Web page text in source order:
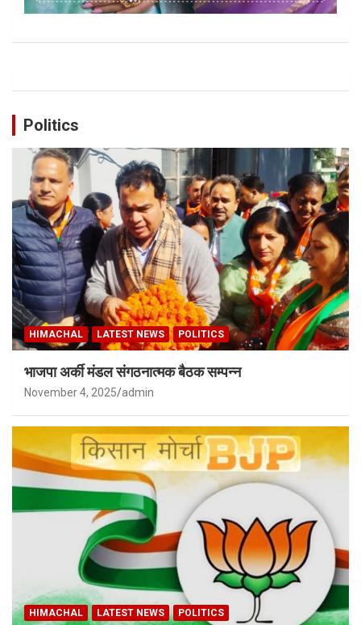
Politics
HIMACHAL LATEST NEWS POLITICS
भाजपा अर्की मंडल संगठनात्मक बैठक सम्पन्न
November 4, 2025 admin
HIMACHAL LATEST NEWS POLITICS